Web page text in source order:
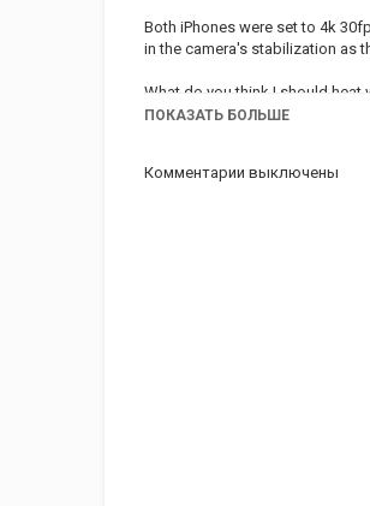
Both iPhones were set to 4k
in the camera's stabilization as
What do you think I should heat
Propane, Electric?
ПОКАЗАТЬ БОЛЬШЕ
Комментарии выключены